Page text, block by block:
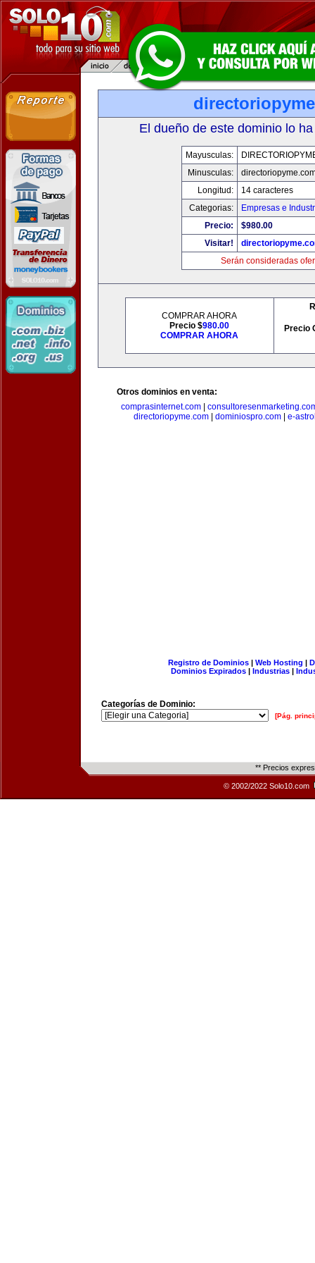
El dueño de este dominio lo
Mayusculas:
Minusculas:
Longitud:
14 caracteres
Categorias:
Empresas e
Precio:
$980.00
Visitar!
Serán consideradas
COMPRAR AHORA
Precio $980.00
COMPRAR AHORA
Precio
Otros dominios en venta:
comprasinternet.com|
directoriopyme.com| dominiospro.com| e-
Registro de Dominios| Web Hosting |
Dominios Expirados | Industrias |
Categorías de Dominio:
[Pág.
** Precios
© 2002/2022 Solo10.com